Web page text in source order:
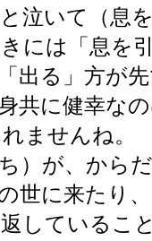
泣いて（息
には「息を
出る」方が
共に健幸な
ませんね。
）が、から
世に来たり
しているこ